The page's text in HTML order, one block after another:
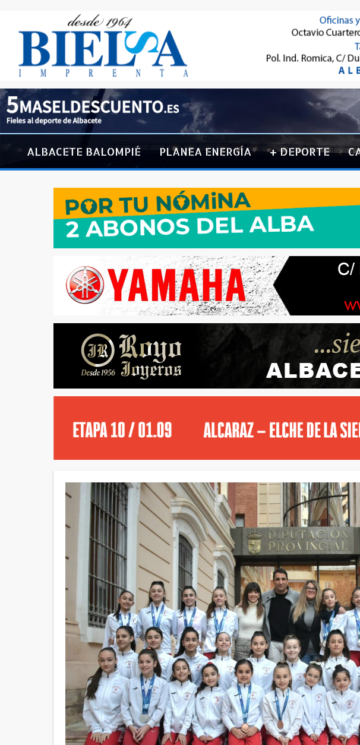
ALBACETE BALOMPIÉ PLANEA ENERGÍA + DEPORTE